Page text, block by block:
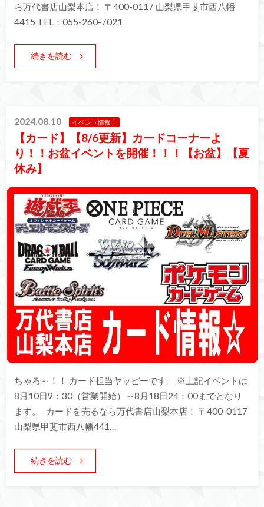
ら万代書店山梨本店！ 〒400-0117 山梨県甲斐市西八幡
4415 TEL：055-260-7021
続きを読む
2024.08.10 イベント情報！
【カード】【8/6更新】カードコーナーよ
り！！お盆イベントを開催！！！【お盆】【夏
休み】
ちゃろ～！！ カード担当ヤッピーです。 ※上記イベントは
8月10日9：30（営業開始）～8月18日24：00までとなり
ます。 カードを売るなら万代書店山梨本店！ 〒400-0117
山梨県甲斐市西八幡441…
続きを読む